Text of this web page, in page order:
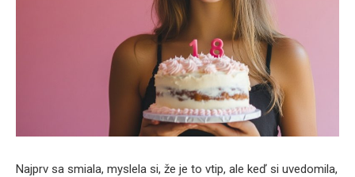
Najprv sa smiala, myslela si, že je to vtip, ale keď si uvedomila,